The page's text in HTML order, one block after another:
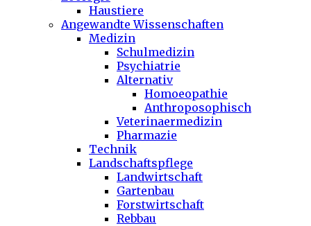
Haustiere
Angewandte Wissenschaften
Medizin
Schulmedizin
Psychiatrie
Alternativ
Homoeopathie
Anthroposophisch
Veterinaermedizin
Pharmazie
Technik
Landschaftspflege
Landwirtschaft
Gartenbau
Forstwirtschaft
Rebbau